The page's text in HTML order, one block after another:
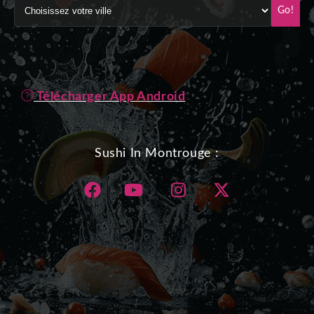
Go!
Télécharger App Android
Sushi In Montrouge :